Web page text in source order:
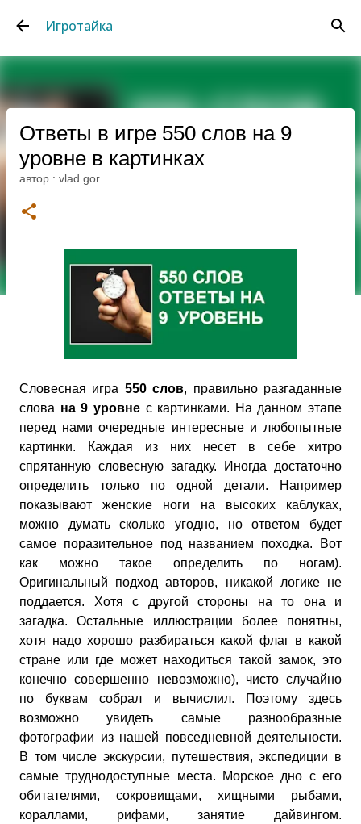
Игротайка
Ответы в игре 550 слов на 9
уровне в картинках
автор : vlad gor
Словесная игра 550 слов, правильно разгаданные
слова на 9 уровне с картинками. На данном этапе
перед нами очередные интересные и любопытные
картинки. Каждая из них несет в себе хитро
спрятанную словесную загадку. Иногда достаточно
определить только по одной детали. Например
показывают женские ноги на высоких каблуках,
можно думать сколько угодно, но ответом будет
самое поразительное под названием походка. Вот
как можно такое определить по ногам).
Оригинальный подход авторов, никакой логике не
поддается. Хотя с другой стороны на то она и
загадка. Остальные иллюстрации более понятны,
хотя надо хорошо разбираться какой флаг в какой
стране или где может находиться такой замок, это
конечно совершенно невозможно), чисто случайно
по буквам собрал и вычислил. Поэтому здесь
возможно увидеть самые разнообразные
фотографии из нашей повседневной деятельности.
В том числе экскурсии, путешествия, экспедиции в
самые труднодоступные места. Морское дно с его
обитателями, сокровищами, хищными рыбами,
кораллами, рифами, занятие дайвингом.